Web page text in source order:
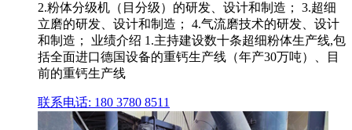
2.粉体分级机（目分级）的研发、设计和制造； 3.超细
立磨的研发、设计和制造； 4.气流磨技术的研发、设计
和制造； 业绩介绍 1.主持建设数十条超细粉体生产线,包
括全面进口德国设备的重钙生产线（年产30万吨）、目
前的重钙生产线
联系电话: 180 3780 8511